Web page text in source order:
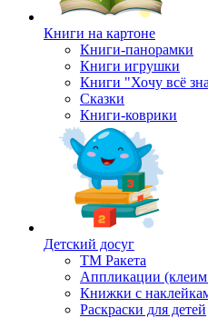
Книги на картоне
Книги-панорамки
Книги игрушки
Книги "Хочу всё
Сказки
Книги-коврики
Детский досуг
ТМ Ракета
Аппликации
Книжки с
Раскраски для детей